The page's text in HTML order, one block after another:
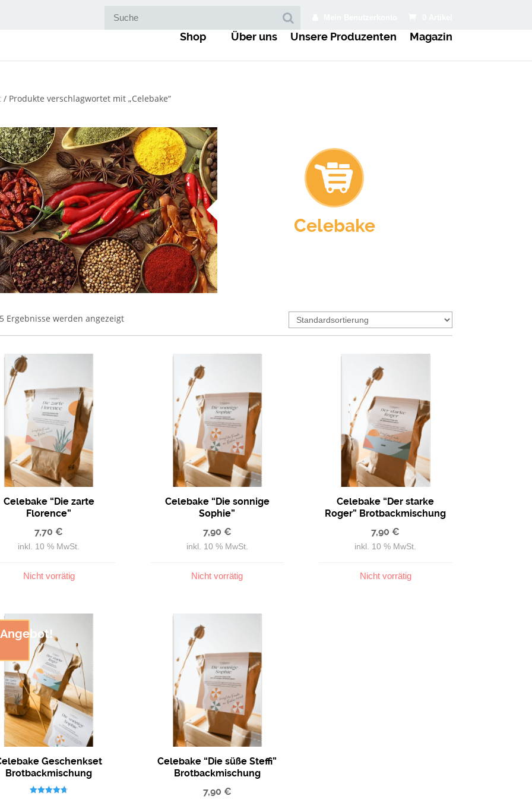
Shop Über uns Unsere Produzenten Magazin
/ Produkte verschlagwortet mit „Celebake“
Celebake
Ergebnisse werden angezeigt
Celebake “Die zarte
Florence”
Brotbackmischung
7,70€
inkl. 10 % MwSt.
Nicht vorrätig
Celebake “Die sonnige
Sophie”
Brotbackmischung
7,90 €
inkl. 10 % MwSt.
Nicht vorrätig
Celebake “Der starke
Roger” Brotbackmischung
7,90€
inkl. 10 % MwSt.
Nicht vorrätig
Angebot!
Geschenkset
Brotbackmischung
Celebake “Die süße Steffi”
Brotbackmischung
7,90 €